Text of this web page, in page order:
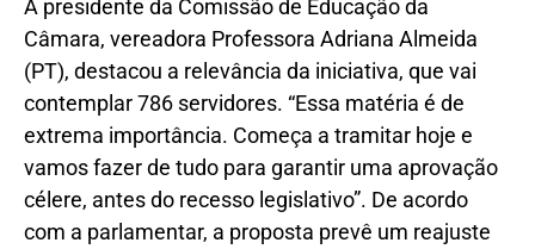
A presidente da Comissão de Educação da
Câmara, vereadora Professora Adriana Almeida
(PT), destacou a relevância da iniciativa, que vai
contemplar 786 servidores. “Essa matéria é de
extrema importância. Começa a tramitar hoje e
vamos fazer de tudo para garantir uma aprovação
célere, antes do recesso legislativo”. De acordo
com a parlamentar, a proposta prevê um reajuste